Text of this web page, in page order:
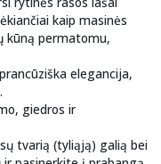
kaip masinės
kūną permatomu,
elegancija,
giedros ir
tvarią (tyliąją) galią bei